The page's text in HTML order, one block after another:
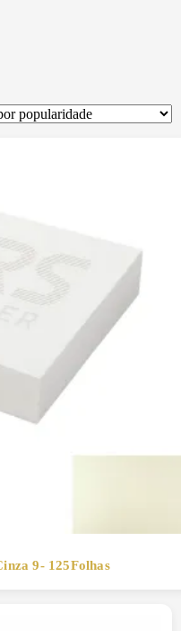
9- 125Folhas